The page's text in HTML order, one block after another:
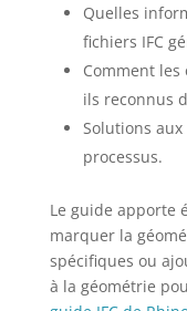
Quelles
fichiers IFC
Comment les
ils reconnus
Solutions
processus.
Le guide apporte
marquer la
spécifiques ou
à la géométrie